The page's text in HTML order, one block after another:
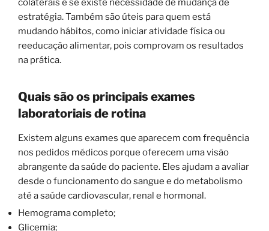
colaterais e se existe necessidade de mudança de
estratégia. Também são úteis para quem está
mudando hábitos, como iniciar atividade física ou
reeducação alimentar, pois comprovam os resultados
na prática.
Quais são os principais exames
laboratoriais de rotina
Existem alguns exames que aparecem com frequência
nos pedidos médicos porque oferecem uma visão
abrangente da saúde do paciente. Eles ajudam a avaliar
desde o funcionamento do sangue e do metabolismo
até a saúde cardiovascular, renal e hormonal.
Hemograma completo;
Glicemia;